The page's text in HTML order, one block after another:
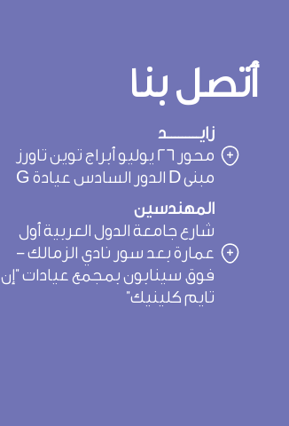
أتصل بنا
زايـــــــــد
محور 26 يوليو أبراج توين تاورز
مبنى D الدور السادس عيادة G
المهندسين
شارع جامعة الدول العربية أول
عمارة بعد سور نادي الزمالك -
فوق سينابون بمجمع عيادات "إن
تايم كلينيك"